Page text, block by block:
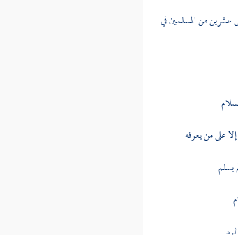
من المسلمين في
على من يعرفه
يسلم